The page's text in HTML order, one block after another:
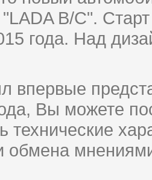
B/C".
года. Над
впервые
Вы можете
технические